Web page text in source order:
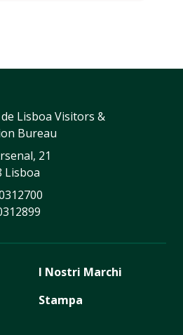
Lisboa Visitors &
Bureau
21
Lisboa
I Nostri Marchi
Stampa